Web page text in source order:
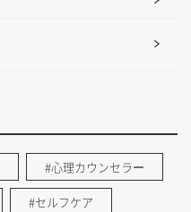
#心理カウンセラー
#セルフケア